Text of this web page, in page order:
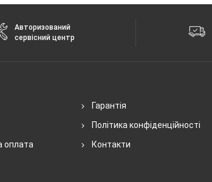
Авторизований
сервісний центр
оплата
Гарантія
Політика конфіденційності
Контакти